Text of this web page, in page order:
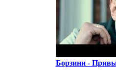
Борзини -